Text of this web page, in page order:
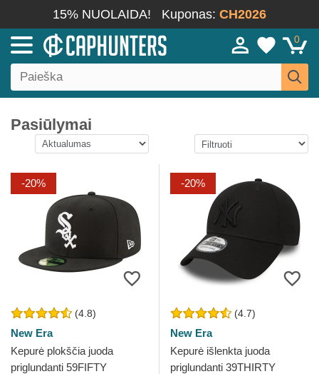
15% NUOLAIDA! Kuponas: CH2026
0
Pasiūlymai
-20%
(4.8)
New Era
Kepurė plokščia juoda
priglundanti 59FIFTY
-20%
(4.7)
New Era
Kepurė išlenkta juoda
priglundanti 39THIRTY